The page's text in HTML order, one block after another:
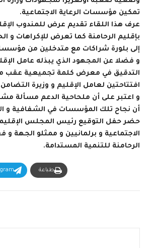
تمكين مؤسسات الرعاية الاجتماعية.
عرف هذا اللقاء تقديم عرض للمندوب
بإقليم الرحامنة كما تعرض للإكراهات و
إلى بلورة شراكات مع متدخلين من
و فضلا عن المجهود الذي يبذله عامل
التدقيق في معرض كلمة تجميعية عقب
افتتاحتين لعامل الإقليم و وزيرة
و اعتبر على أن ملحاحية الدعم مسألة
أن نجاح تلك المؤسسات في الشفافية و
حضر حفل التوقيع رئيس المجلس
الاجتماعية و برلمانيين و ممثلو
الرحامنة للتنمية المستدامة.
طباعة